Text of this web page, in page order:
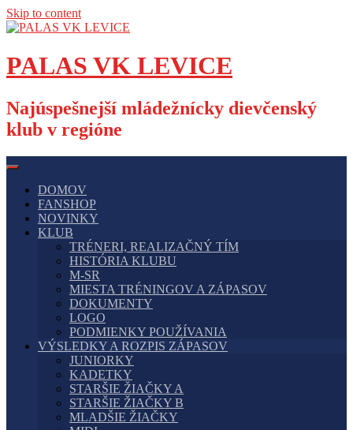
Skip to content
PALAS VK LEVICE
Najúspešnejší mládežnícky dievčenský
klub v regióne
DOMOV
FANSHOP
NOVINKY
KLUB
TRÉNERI, REALIZAČNÝ TÍM
HISTÓRIA KLUBU
M-SR
MIESTA TRÉNINGOV A ZÁPASOV
DOKUMENTY
LOGO
PODMIENKY POUŽÍVANIA
VÝSLEDKY A ROZPIS ZÁPASOV
JUNIORKY
KADETKY
STARŠIE ŽIAČKY A
STARŠIE ŽIAČKY B
MLADŠIE ŽIAČKY